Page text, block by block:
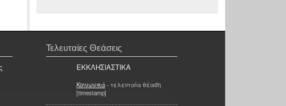
Τελευταίες Θεάσεις
ΕΚΚΛΗΣΙΑΣΤΙΚΑ
Κοινωνικά - τελευταία θέαση
[timestamp]